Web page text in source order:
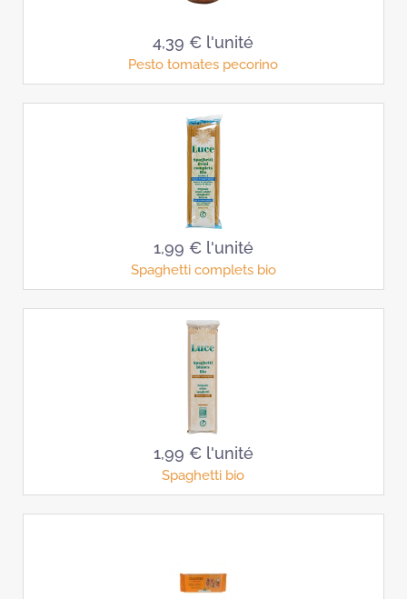
4,39 € l'unité
Pesto tomates pecorino
1,99 € l'unité
Spaghetti complets bio
1,99 € l'unité
Spaghetti bio